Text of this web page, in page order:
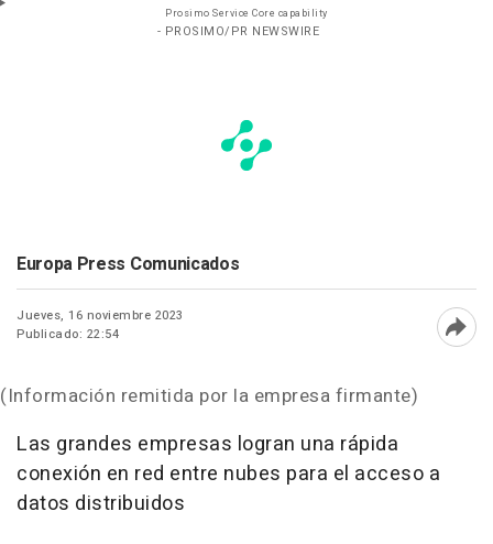
Prosimo Service Core capability
- PROSIMO/PR NEWSWIRE
Europa Press Comunicados
Jueves, 16 noviembre 2023
Publicado: 22:54
(Información remitida por la empresa firmante)
Las grandes empresas logran una rápida
conexión en red entre nubes para el acceso a
datos distribuidos